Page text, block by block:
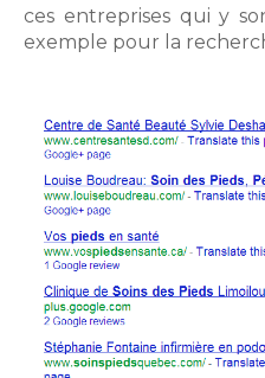
ces entreprises qui y
exemple pour la